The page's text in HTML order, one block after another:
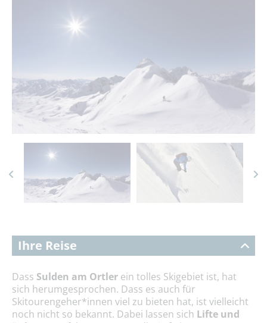
Ihre Reise
Dass Sulden am Ortler ein tolles Skigebiet ist, hat
sich herumgesprochen. Dass es auch für
Skitourengeher*innen viel zu bieten hat, ist vielleicht
noch nicht so bekannt. Dabei lassen sich Lifte und